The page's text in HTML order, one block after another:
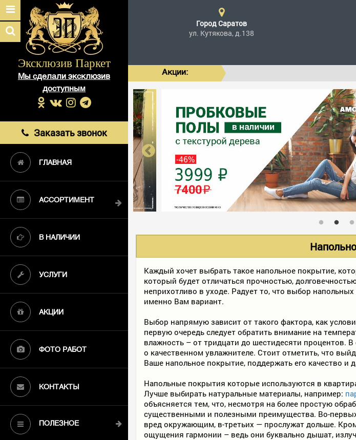
Эксклюзив Паркет
Мы сделали эксклюзив
доступным
Заказать звонок
ГЛАВНАЯ
АССОРТИМЕНТ
В НАЛИЧИИ
УСЛУГИ
АКЦИИ
ФОТО РАБОТ
КОНТАКТЫ
ПОЛЕЗНОЕ
ГородСаратов
ул. Кутякова, д.138
Акции:
Каждый хочет выбрать такое напольное покрытие,
который будет отличаться прочностью,
неприхотливо в уходе. Радует то, что выбор
именно Вам вариант.
Выбор напрямую зависит от такого фактора, как
первую очередь следует обратить внимание на
влажность – от тридцати до шестидесяти процентов.
о качественном увлажнителе. Стоит отметить, что
Ваше напольное покрытие, поддержать его качество и
Напольные покрытия которые используются в
Лучше выбирать натуральные материалы, например:
объясняется тем, что, несмотря на более простую
существенными и полезными преимущества. Во-
вред окружающим, в-третьих — прослужат дольше.
ощущения гармонии – ведь они буквально дышат,